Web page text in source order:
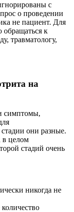
с
о проведении
не пациент. Для
обращаться к
травматологу,
на
симптомы,
они разные.
в целом
стадий очень
никогда не